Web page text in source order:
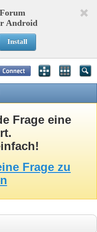
Android
Install
Frage eine
Frage zu